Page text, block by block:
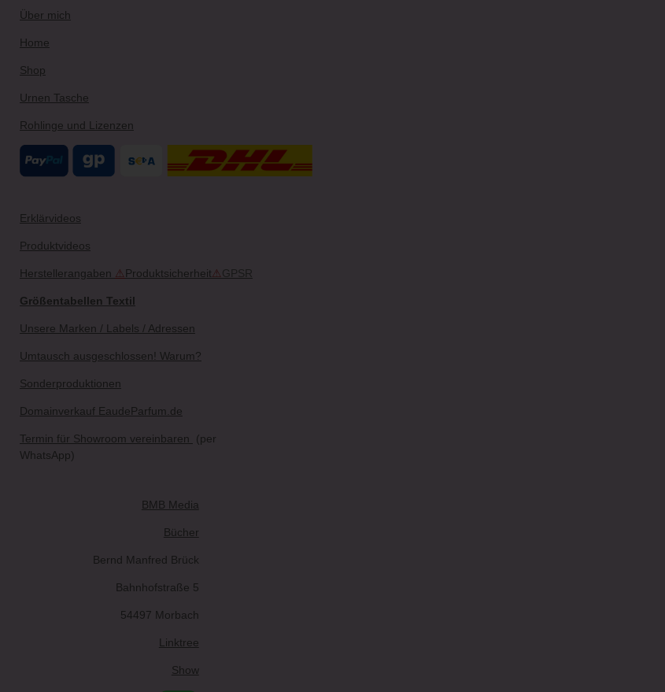
Über mich
Home
Shop
Urnen Tasche
Rohlinge und Lizenzen
Erklärvideos
Produktvideos
Herstellerangaben ⚠ Produktsicherheit⚠ GPSR
Größentabellen Textil
Unsere Marken / Labels / Adressen
Umtausch ausgeschlossen! Warum?
Sonderproduktionen
Domainverkauf EaudeParfum.de
Termin für Showroom vereinbaren
(per
WhatsApp)
BMB Media
Bücher
Bernd Manfred Brück
Bahnhofstraße 5
54497 Morbach
Linktree
Show